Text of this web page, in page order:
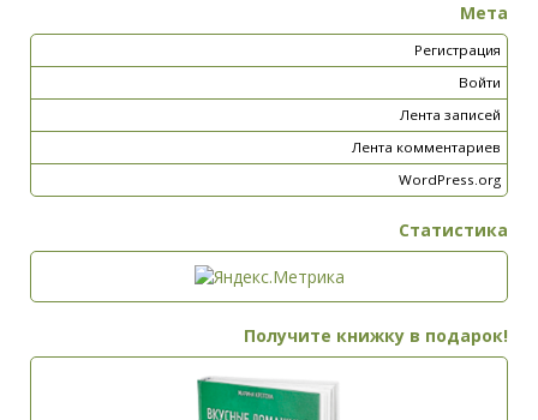
Мета
Регистрация
Войти
Лента записей
Лента комментариев
WordPress.org
Статистика
Получите книжку в подарок!